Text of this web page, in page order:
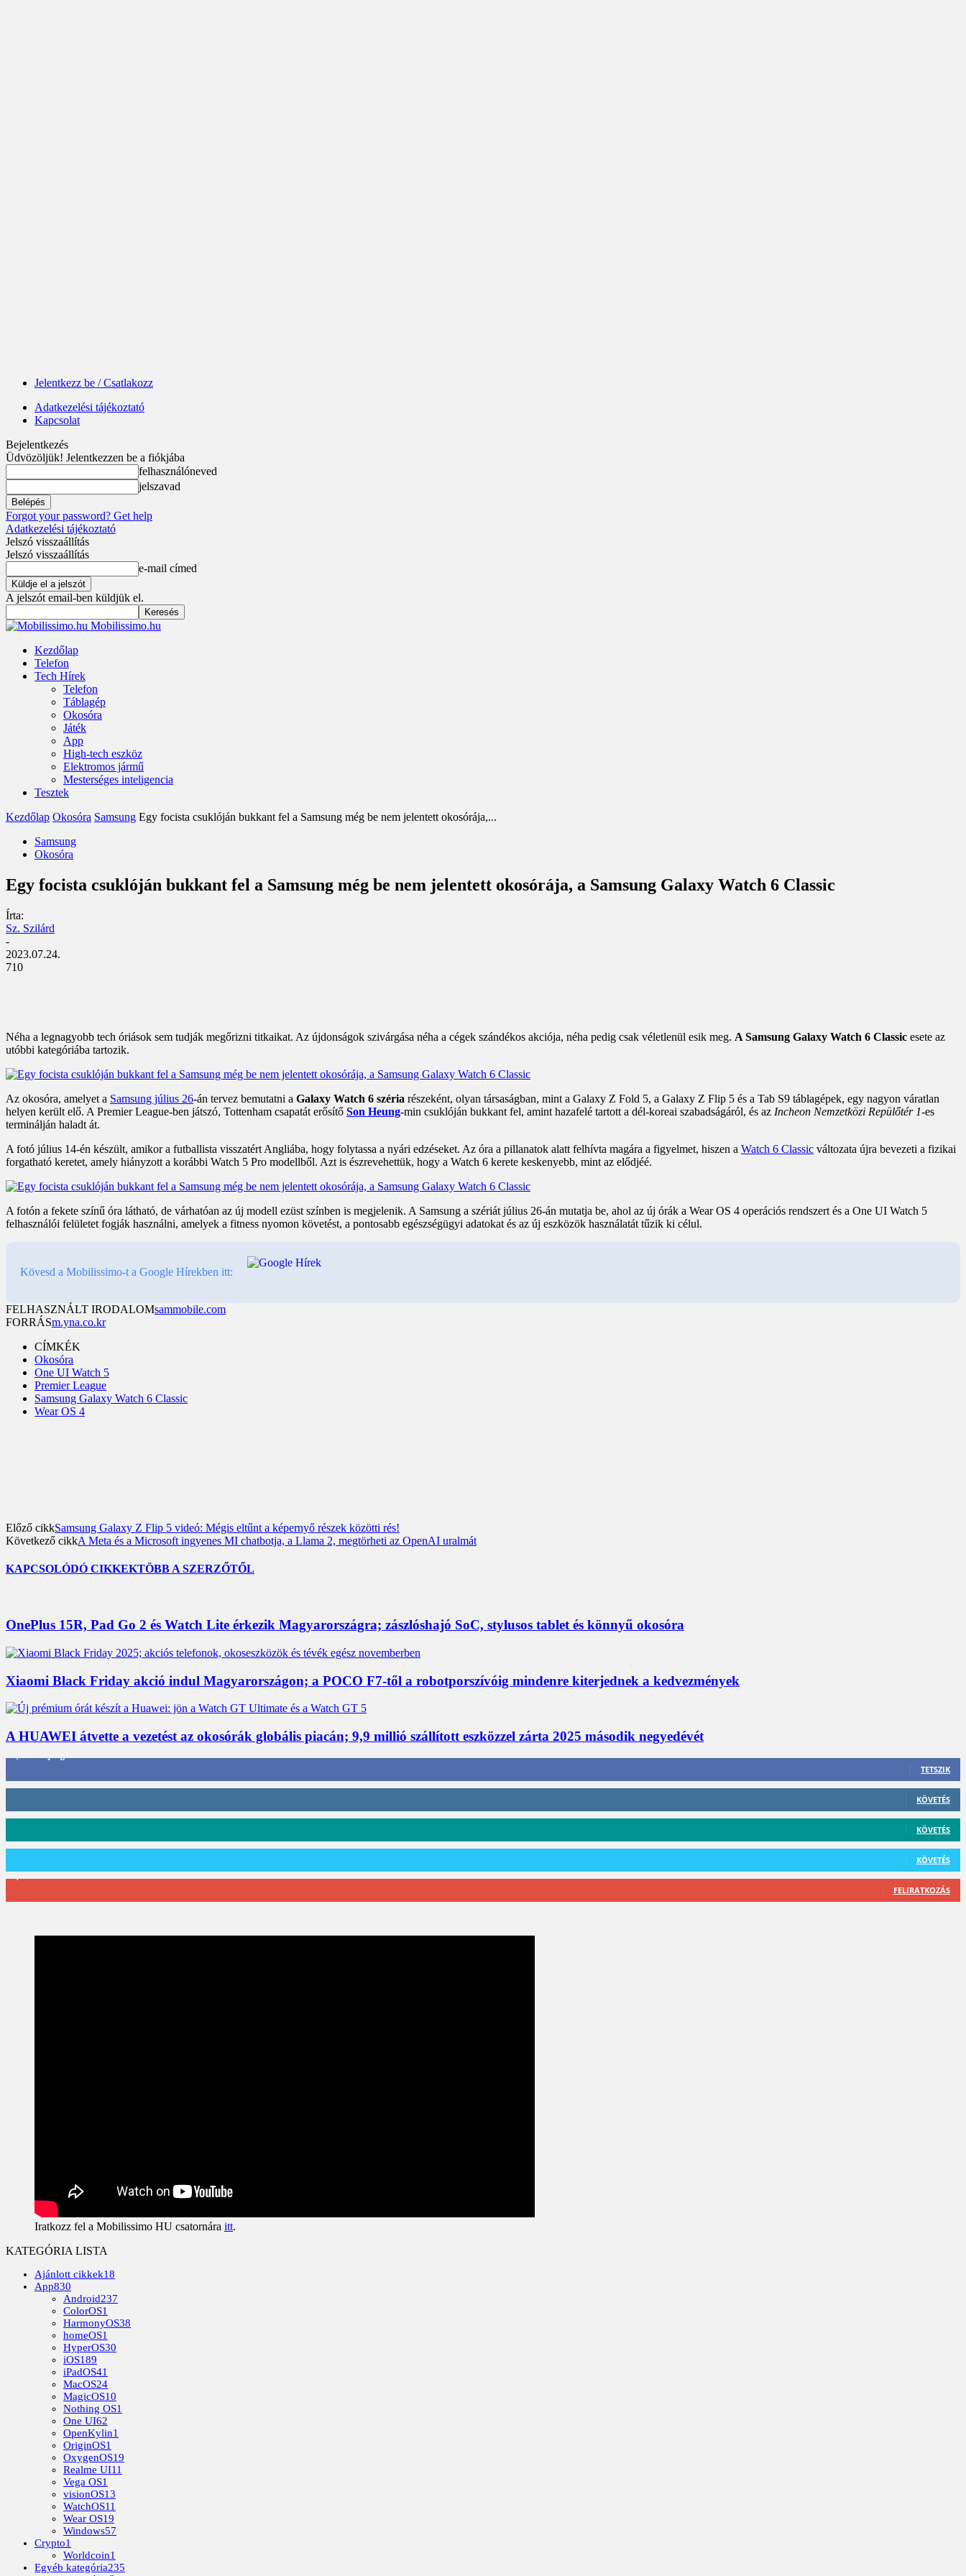
Jelentkezz be / Csatlakozz
Adatkezelési tájékoztató
Kapcsolat
Bejelentkezés
Üdvözöljük! Jelentkezzen be a fiókjába
felhasználóneved
jelszavad
Forgot your password? Get help
Adatkezelési tájékoztató
Jelszó visszaállítás
Jelszó visszaállítás
e-mail címed
A jelszót email-ben küldjük el.
Mobilissimo.hu
Kezdőlap
Telefon
Tech Hírek
Telefon
Táblagép
Okosóra
Játék
App
High-tech eszköz
Elektromos jármű
Mesterséges inteligencia
Tesztek
Kezdőlap Okosóra Samsung Egy focista csuklóján bukkant fel a Samsung még be nem jelentett okosórája,...
Samsung
Okosóra
Egy focista csuklóján bukkant fel a Samsung még be nem jelentett okosórája, a Samsung Galaxy Watch 6 Classic
Írta:
Sz. Szilárd
-
2023.07.24.
710
Néha a legnagyobb tech óriások sem tudják megőrizni titkaikat. Az újdonságok szivárgása néha a cégek szándékos akciója, néha pedig csak véletlenül esik meg. A Samsung Galaxy Watch 6 Classic esete az
utóbbi kategóriába tartozik.
Az okosóra, amelyet a Samsung július 26-án tervez bemutatni a Galaxy Watch 6 széria részeként, olyan társaságban, mint a Galaxy Z Fold 5, a Galaxy Z Flip 5 és a Tab S9 táblagépek, egy nagyon váratlan
helyen került elő. A Premier League-ben játszó, Tottenham csapatát erősítő Son Heung-min csuklóján bukkant fel, amint hazafelé tartott a dél-koreai szabadságáról, és az Incheon Nemzetközi Repülőtér 1-es
terminálján haladt át.
A fotó július 14-én készült, amikor a futballista visszatért Angliába, hogy folytassa a nyári edzéseket. Az óra a pillanatok alatt felhívta magára a figyelmet, hiszen a Watch 6 Classic változata újra bevezeti a fizikai
forgatható keretet, amely hiányzott a korábbi Watch 5 Pro modellből. Azt is észrevehettük, hogy a Watch 6 kerete keskenyebb, mint az elődjéé.
A fotón a fekete színű óra látható, de várhatóan az új modell ezüst színben is megjelenik. A Samsung a szériát július 26-án mutatja be, ahol az új órák a Wear OS 4 operációs rendszert és a One UI Watch 5
felhasználói felületet fogják használni, amelyek a fitness nyomon követést, a pontosabb egészségügyi adatokat és az új eszközök használatát tűzik ki célul.
Kövesd a Mobilissimo-t a Google Hírekben itt:
FELHASZNÁLT IRODALOMsammobile.com
FORRÁSm.yna.co.kr
CÍMKÉK
Okosóra
One UI Watch 5
Premier League
Samsung Galaxy Watch 6 Classic
Wear OS 4
Előző cikkSamsung Galaxy Z Flip 5 videó: Mégis eltűnt a képernyő részek közötti rés!
Következő cikkA Meta és a Microsoft ingyenes MI chatbotja, a Llama 2, megtörheti az OpenAI uralmát
KAPCSOLÓDÓ CIKKEKTÖBB A SZERZŐTŐL
OnePlus 15R, Pad Go 2 és Watch Lite érkezik Magyarországra; zászlóshajó SoC, stylusos tablet és könnyű okosóra
Xiaomi Black Friday akció indul Magyarországon; a POCO F7-től a robotporszívóig mindenre kiterjednek a kedvezmények
A HUAWEI átvette a vezetést az okosórák globális piacán; 9,9 millió szállított eszközzel zárta 2025 második negyedévét
TETSZIK
412 Követő
KÖVETÉS
59 Követő
KÖVETÉS
101 Követő
KÖVETÉS
2,589 Feliratkozó
FELIRATKOZÁS
Iratkozz fel a Mobilissimo HU csatornára itt.
KATEGÓRIA LISTA
Ajánlott cikkek18
App830
Android237
ColorOS1
HarmonyOS38
homeOS1
HyperOS30
iOS189
iPadOS41
MacOS24
MagicOS10
Nothing OS1
One UI62
OpenKylin1
OriginOS1
OxygenOS19
Realme UI11
Vega OS1
visionOS13
WatchOS11
Wear OS19
Windows57
Crypto1
Worldcoin1
Egyéb kategória235